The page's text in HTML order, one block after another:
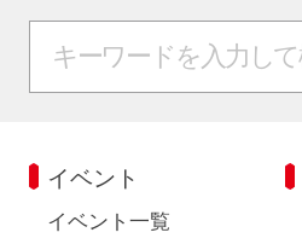
イベント
イベント一覧